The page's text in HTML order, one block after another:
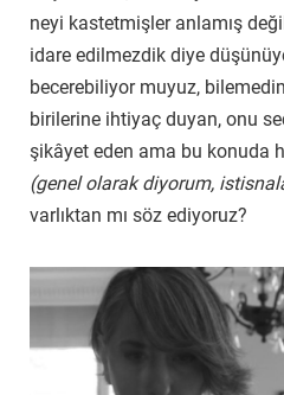
neyi kastetmişler anlamış
idare edilmezdik diye
becerebiliyor muyuz,
birilerine ihtiyaç duyan, onu
şikâyet eden ama bu konuda
(genel olarak diyorum,
varlıktan mı söz ediyoruz?